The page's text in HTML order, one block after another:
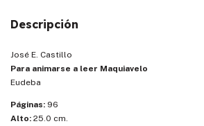
Descripción
José E. Castillo
Para animarse a leer Maquiavelo
Eudeba
Páginas: 96
Alto: 25.0 cm.